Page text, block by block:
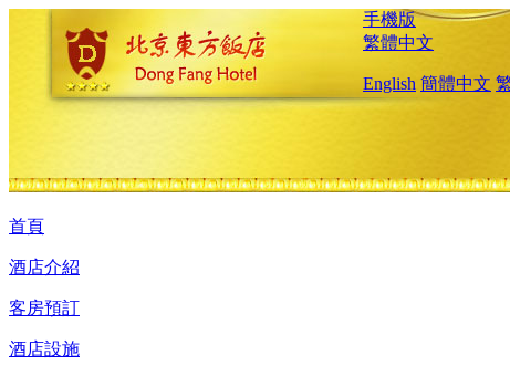
手機版
繁體中文
English 簡體中文
首頁
酒店介紹
客房預訂
酒店設施